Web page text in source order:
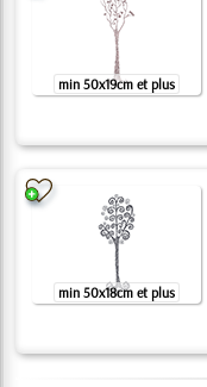
min 50x19cm et plus
min 50x18cm et plus